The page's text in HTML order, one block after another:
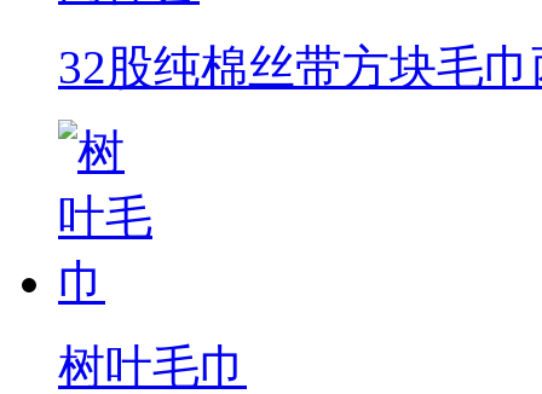
32股纯棉丝带方块毛
树叶毛巾